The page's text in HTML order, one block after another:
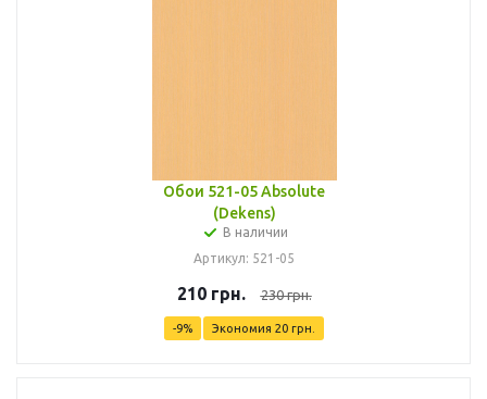
Обои 521-05 Absolute
(Dekens)
В наличии
Артикул: 521-05
210грн. 230грн.
-9% Экономия 20 грн.